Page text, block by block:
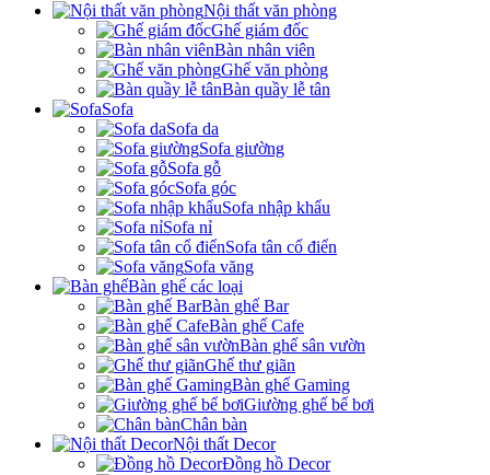
Nội thất văn phòng
Ghế giám đốc
Bàn nhân viên
Ghế văn phòng
Bàn quầy lễ tân
Sofa
Sofa da
Sofa giường
Sofa gỗ
Sofa góc
Sofa nhập khẩu
Sofa nỉ
Sofa tân cổ điển
Sofa văng
Bàn ghế các loại
Bàn ghế Bar
Bàn ghế Cafe
Bàn ghế sân vườn
Ghế thư giãn
Bàn ghế Gaming
Giường ghế bể bơi
Chân bàn
Nội thất Decor
Đồng hồ Decor